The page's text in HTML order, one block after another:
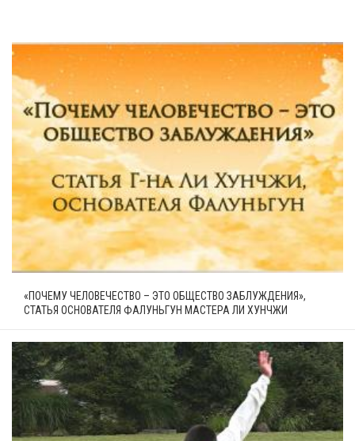
«ПОЧЕМУ ЧЕЛОВЕЧЕСТВО – ЭТО ОБЩЕСТВО ЗАБЛУЖДЕНИЯ»,
СТАТЬЯ ОСНОВАТЕЛЯ ФАЛУНЬГУН МАСТЕРА ЛИ ХУНЧЖИ